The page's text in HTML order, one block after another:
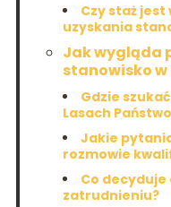
Czy staż
uzyskania
Jak wygląda
stanowisko w
Gdzie
Lasach
Jakie
rozmowie
Co
zatrudnieniu?